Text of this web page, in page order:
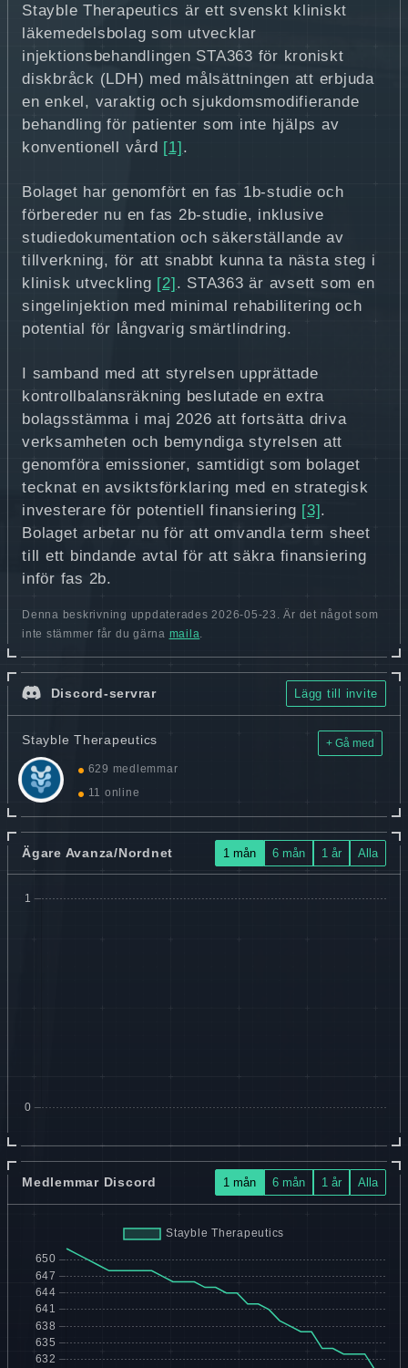
Stayble Therapeutics är ett svenskt kliniskt
läkemedelsbolag som utvecklar
injektionsbehandlingen STA363 för kroniskt
diskbråck (LDH) med målsättningen att erbjuda
en enkel, varaktig och sjukdomsmodifierande
behandling för patienter som inte hjälps av
konventionell vård [1] .
Bolaget har genomfört en fas 1b-studie och
förbereder nu en fas 2b-studie, inklusive
studiedokumentation och säkerställande av
tillverkning, för att snabbt kunna ta nästa steg i
klinisk utveckling [2] . STA363 är avsett som en
singelinjektion med minimal rehabilitering och
potential för långvarig smärtlindring.
I samband med att styrelsen upprättade
kontrollbalansräkning beslutade en extra
bolagsstämma i maj 2026 att fortsätta driva
verksamheten och bemyndiga styrelsen att
genomföra emissioner, samtidigt som bolaget
tecknat en avsiktsförklaring med en strategisk
investerare för potentiell finansiering [3] .
Bolaget arbetar nu för att omvandla term sheet
till ett bindande avtal för att säkra finansiering
inför fas 2b.
Denna beskrivning uppdaterades 2026-05-23. Är det något som
inte stämmer får du gärna maila.
Discord-servrar Lägg till invite
Stayble Therapeutics
629 medlemmar
11 online
+ Gå med
Ägare Avanza/Nordnet 1 mån 6 mån 1 år Alla
Medlemmar Discord 1 mån 6 mån 1 år Alla